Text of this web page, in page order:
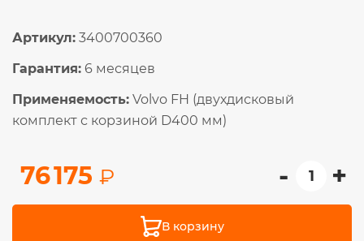
Артикул: 3400700360
Гарантия: 6 месяцев
Применяемость: Volvo FH (двухдисковый
комплект с корзиной D400 мм)
76 175 ₽ - +
В корзину